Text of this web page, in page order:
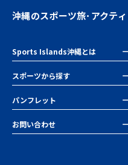
沖縄のスポーツ旅･アクテ
Sports Islands沖縄とは
スポーツから探す
パンフレット
お問い合わせ